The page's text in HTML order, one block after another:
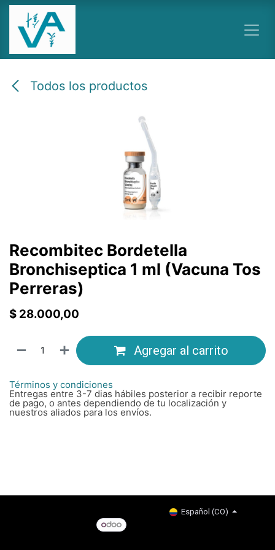
Ir al contenido
Todos los productos
Recombitec Bordetella
Bronchiseptica 1 ml (Vacuna Tos
Perreras)
$ 28.000,00
Agregar al carrito
Términos y condiciones
Entregas entre 3-7 dias hábiles posterior a recibir reporte
de pago, o antes dependiendo de tu localización y
nuestros aliados para los envíos.
Español (CO)
Con tecnología de - El #1